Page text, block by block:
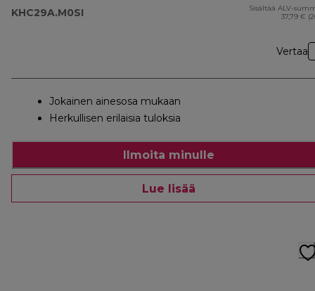
KHC29A.M0SI
Sisältää ALV-
37,79 €
Vertaa
Jokainen ainesosa mukaan
Herkullisen erilaisia tuloksia
Ilmoita minulle
Lue lisää